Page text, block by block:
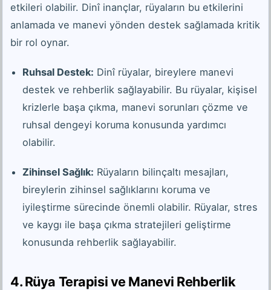
etkileri olabilir. Dinî inançlar, rüyaların bu etkilerini
anlamada ve manevi yönden destek sağlamada kritik
bir rol oynar.
Ruhsal Destek: Dinî rüyalar, bireylere manevi
destek ve rehberlik sağlayabilir. Bu rüyalar, kişisel
krizlerle başa çıkma, manevi sorunları çözme ve
ruhsal dengeyi koruma konusunda yardımcı
olabilir.
Zihinsel Sağlık: Rüyaların bilinçaltı mesajları,
bireylerin zihinsel sağlıklarını koruma ve
iyileştirme sürecinde önemli olabilir. Rüyalar, stres
ve kaygı ile başa çıkma stratejileri geliştirme
konusunda rehberlik sağlayabilir.
4. Rüya Terapisi ve Manevi Rehberlik